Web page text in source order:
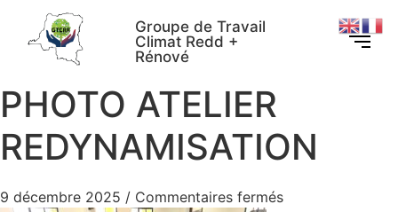
Groupe de Travail
Climat Redd +
Rénové
PHOTO ATELIER
REDYNAMISATION
9 décembre 2025 / Commentaires fermés